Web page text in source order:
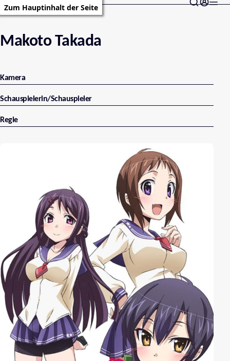
Zum Hauptinhalt der Seite
Makoto Takada
Kamera
Schauspielerin/Schauspieler
Regie